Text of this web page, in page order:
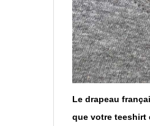
Le drapeau
que votre teeshirt